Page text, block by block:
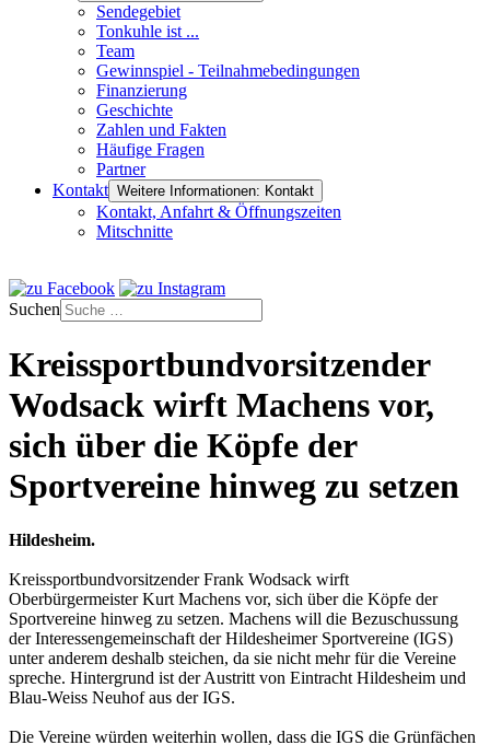
Sendegebiet
Tonkuhle ist ...
Team
Gewinnspiel - Teilnahmebedingungen
Finanzierung
Geschichte
Zahlen und Fakten
Häufige Fragen
Partner
Kontakt Weitere Informationen: Kontakt
Kontakt, Anfahrt & Öffnungszeiten
Mitschnitte
Suchen
Kreissportbundvorsitzender
Wodsack wirft Machens vor,
sich über die Köpfe der
Sportvereine hinweg zu setzen
Hildesheim.
Kreissportbundvorsitzender Frank Wodsack wirft
Oberbürgermeister Kurt Machens vor, sich über die Köpfe der
Sportvereine hinweg zu setzen. Machens will die Bezuschussung
der Interessengemeinschaft der Hildesheimer Sportvereine (IGS)
unter anderem deshalb steichen, da sie nicht mehr für die Vereine
spreche. Hintergrund ist der Austritt von Eintracht Hildesheim und
Blau-Weiss Neuhof aus der IGS.
Die Vereine würden weiterhin wollen, dass die IGS die Grünfächen